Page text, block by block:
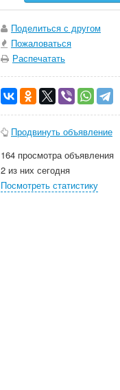
Поделиться с другом
Пожаловаться
Распечатать
Продвинуть объявление
164 просмотра объявления
2 из них сегодня
Посмотреть статистику